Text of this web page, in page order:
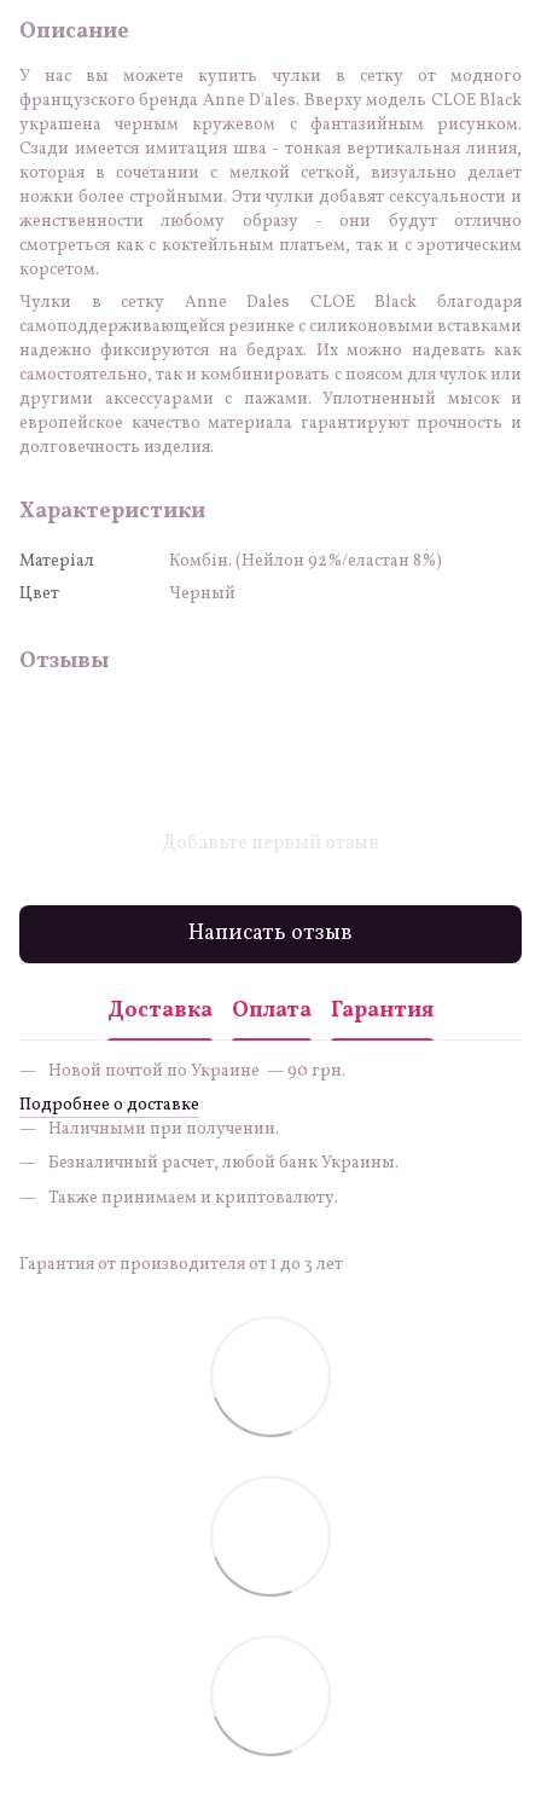
Описание
У нас вы можете купить чулки в сетку от модного
французского бренда Anne D'ales. Вверху модель CLOE Black
украшена черным кружевом с фантазийным рисунком.
Сзади имеется имитация шва - тонкая вертикальная линия,
которая в сочетании с мелкой сеткой, визуально делает
ножки более стройными. Эти чулки добавят сексуальности и
женственности любому образу - они будут отлично
смотреться как с коктейльным платьем, так и с эротическим
корсетом.
Чулки в сетку Anne Dales CLOE Black благодаря
самоподдерживающейся резинке с силиконовыми вставками
надежно фиксируются на бедрах. Их можно надевать как
самостоятельно, так и комбинировать с поясом для чулок или
другими аксессуарами с пажами. Уплотненный мысок и
европейское качество материала гарантируют прочность и
долговечность изделия.
Характеристики
Матеріал
Комбін. (Нейлон 92%/еластан 8%)
Цвет
Черный
Отзывы
Добавьте первый отзыв
Написать отзыв
Доставка Оплата Гарантия
Новой почтой по Украине — 90 грн.
Подробнее о доставке
Наличными при получении.
Безналичный расчет, любой банк Украины.
Также принимаем и криптовалюту.
Гарантия от производителя от 1 до 3 лет